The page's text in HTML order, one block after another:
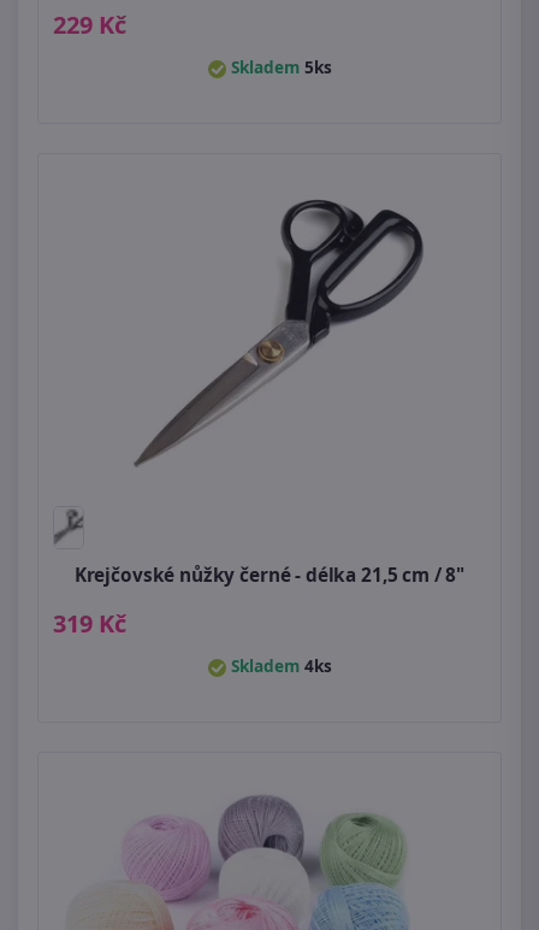
229 Kč
Skladem 5ks
Krejčovské nůžky černé - délka 21,5 cm / 8"
319 Kč
Skladem 4ks